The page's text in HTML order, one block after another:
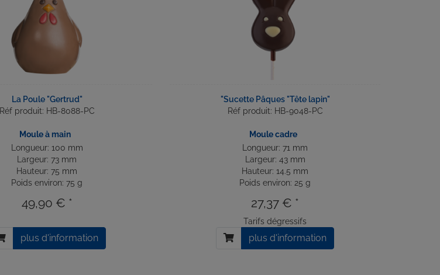
La Poule "Gertrud"
Réf produit: HB-8088-PC
Moule à main
Longueur: 100 mm
Largeur: 73 mm
Hauteur: 75 mm
Poids environ: 75 g
49,90 € *
plus d'information
"Sucette Pâques "Tête lapin"
Réf produit: HB-9048-PC
Moule cadre
Longueur: 71 mm
Largeur: 43 mm
Hauteur: 14.5 mm
Poids environ: 25 g
27,37 € *
Tarifs dégressifs
plus d'information